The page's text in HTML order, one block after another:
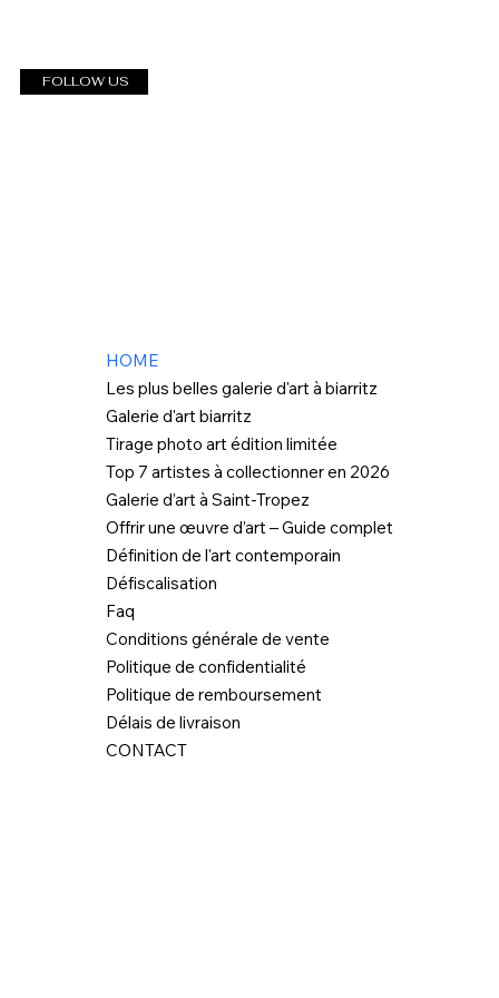
FOLLOW US
HOME
Les plus belles galerie d'art à biarritz
Galerie d'art biarritz
Tirage photo art édition limitée
Top 7 artistes à collectionner en 2026
Galerie d’art à Saint-Tropez
Offrir une œuvre d’art – Guide complet
Définition de l'art contemporain
Défiscalisation
Faq
Conditions générale de vente
Politique de confidentialité
Politique de remboursement
Délais de livraison
CONTACT